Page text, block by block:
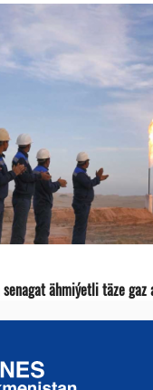
ähmiýetli täze gaz